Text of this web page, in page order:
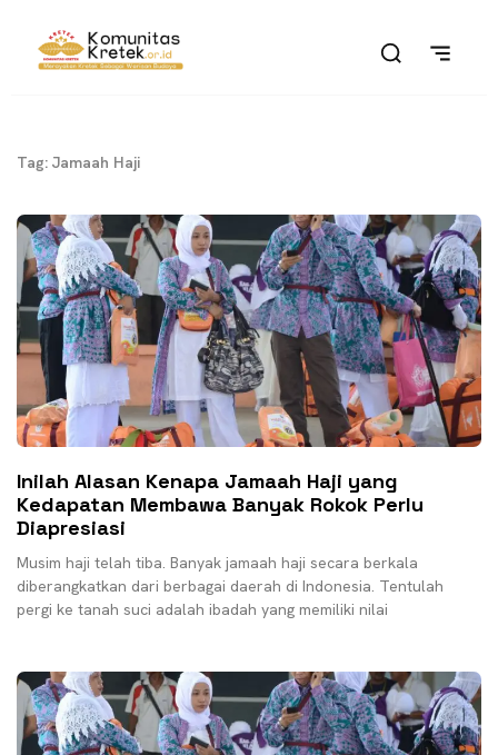
Tag: Jamaah Haji
Inilah Alasan Kenapa Jamaah Haji yang
Kedapatan Membawa Banyak Rokok Perlu
Diapresiasi
Musim haji telah tiba. Banyak jamaah haji secara berkala
diberangkatkan dari berbagai daerah di Indonesia. Tentulah
pergi ke tanah suci adalah ibadah yang memiliki nilai